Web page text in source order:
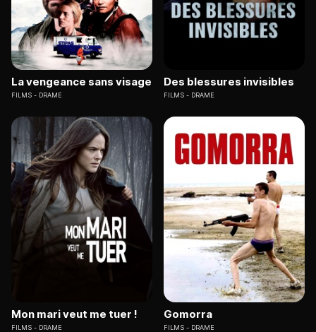
La vengeance sans visage
FILMS DRAME
Des blessures invisibles
FILMS DRAME
Mon mari veut me tuer !
FILMS DRAME
Gomorra
FILMS DRAME